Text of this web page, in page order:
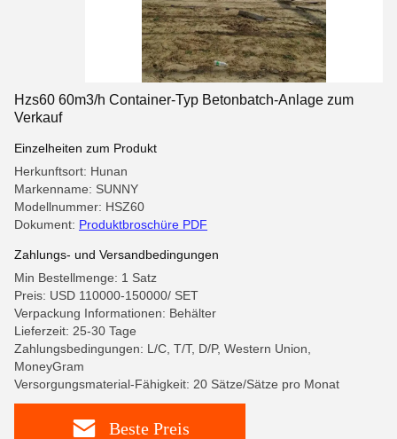
Hzs60 60m3/h Container-Typ Betonbatch-Anlage zum
Verkauf
Einzelheiten zum Produkt
Herkunftsort: Hunan
Markenname: SUNNY
Modellnummer: HSZ60
Dokument: Produktbroschüre PDF
Zahlungs- und Versandbedingungen
Min Bestellmenge: 1 Satz
Preis: USD 110000-150000/ SET
Verpackung Informationen: Behälter
Lieferzeit: 25-30 Tage
Zahlungsbedingungen: L/C, T/T, D/P, Western Union,
MoneyGram
Versorgungsmaterial-Fähigkeit: 20 Sätze/Sätze pro Monat
Beste Preis